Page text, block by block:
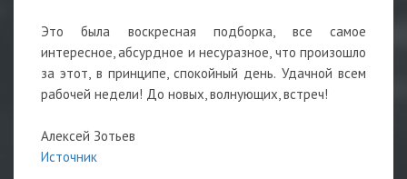
Это была воскресная подборка, все самое
интересное, абсурдное и несуразное, что произошло
за этот, в принципе, спокойный день. Удачной всем
рабочей недели! До новых, волнующих, встреч!
Алексей Зотьев
Источник